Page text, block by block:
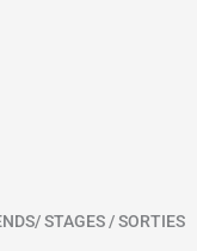
STAGES / SORTIES